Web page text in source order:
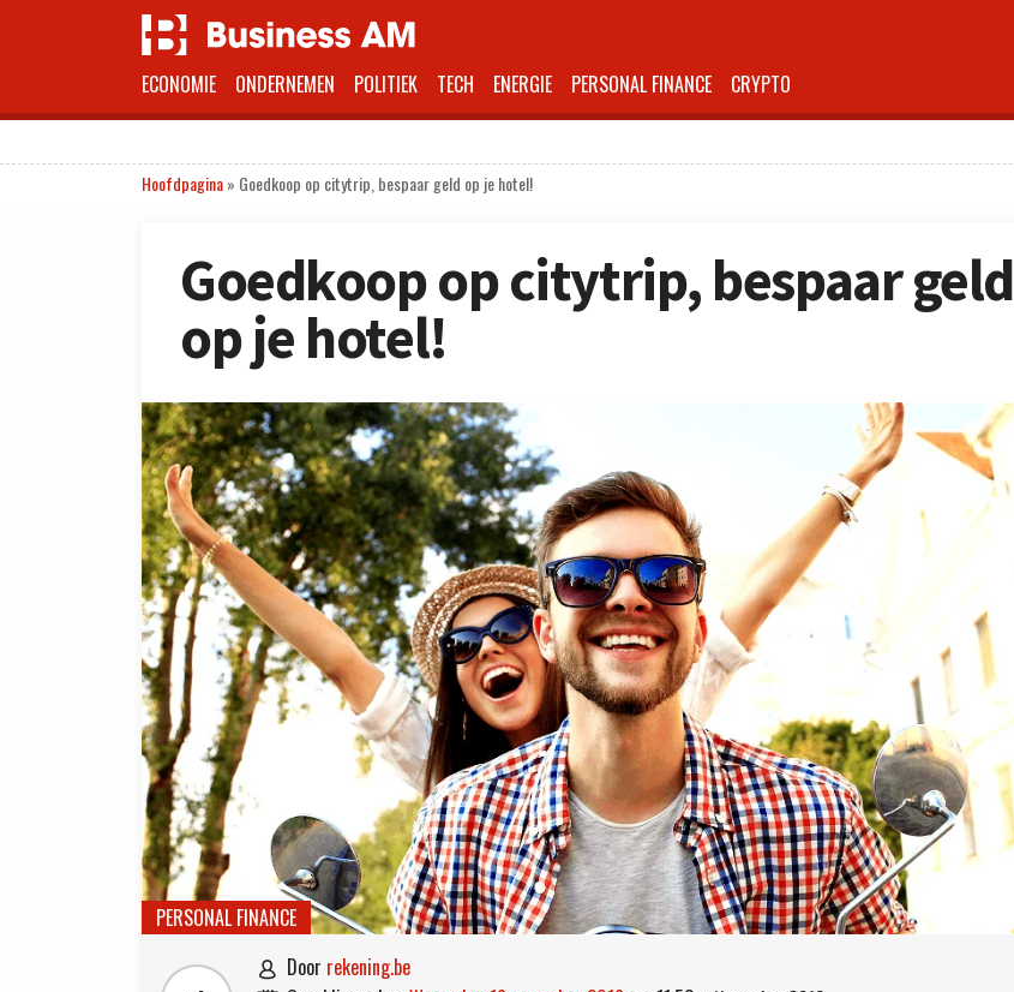
ECONOMIE ONDERNEMEN POLITIEK TECH ENERGIE PERSONAL FINANCE CRYPTO
Hoofdpagina» Goedkoop op citytrip, bespaar geld op je hotel!
Goedkoop op citytrip, bespaar geld
op je hotel!
PERSONAL FINANCE
 door rekening.be